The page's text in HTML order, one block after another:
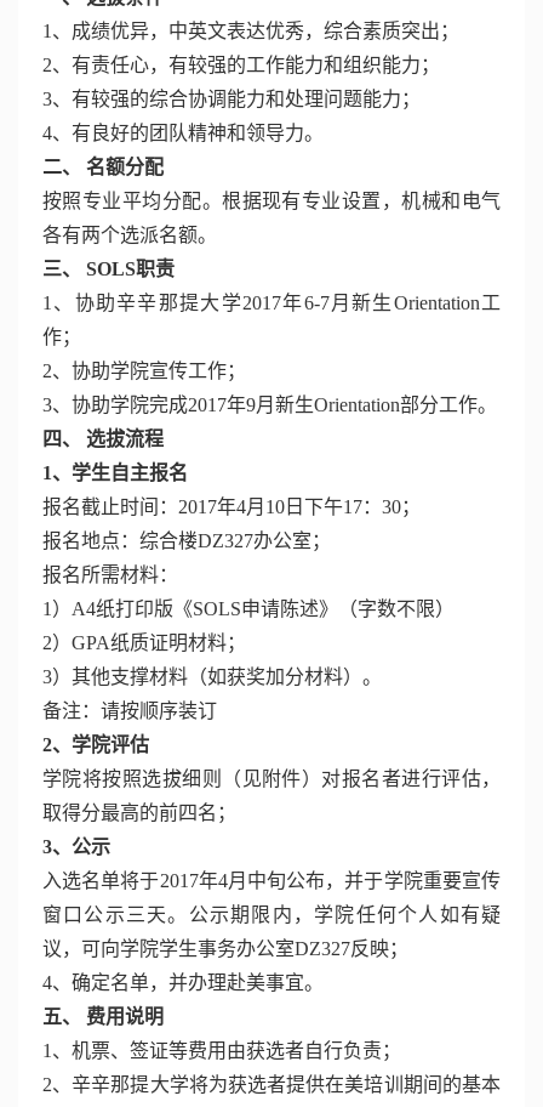
1、成绩优异，中英文表达优秀，综合素质突出；
2、有责任心，有较强的工作能力和组织能力；
3、有较强的综合协调能力和处理问题能力；
4、有良好的团队精神和领导力。
二、 名额分配
按照专业平均分配。根据现有专业设置，机械和电气
各有两个选派名额。
三、 SOLS职责
1、协助辛辛那提大学2017年6-7月新生Orientation工
作；
2、协助学院宣传工作；
3、协助学院完成2017年9月新生Orientation部分工作。
四、 选拔流程
1、学生自主报名
报名截止时间：2017年4月10日下午17：30；
报名地点：综合楼DZ327办公室；
报名所需材料：
1）A4纸打印版《SOLS申请陈述》（字数不限）
2）GPA纸质证明材料；
3）其他支撑材料（如获奖加分材料）。
备注：请按顺序装订
2、学院评估
学院将按照选拔细则（见附件）对报名者进行评估，
取得分最高的前四名；
3、公示
入选名单将于2017年4月中旬公布，并于学院重要宣传
窗口公示三天。公示期限内，学院任何个人如有疑
议，可向学院学生事务办公室DZ327反映；
4、确定名单，并办理赴美事宜。
五、 费用说明
1、机票、签证等费用由获选者自行负责；
2、辛辛那提大学将为获选者提供在美培训期间的基本